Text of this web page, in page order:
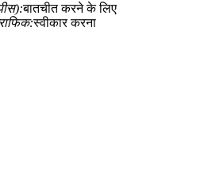
बातचीत करने के लिए
स्वीकार करना